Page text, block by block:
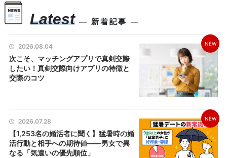
Latest ― 新着記事 ―
NEW
2026.08.04
次こそ、マッチングアプリで真剣交際
したい！真剣交際向けアプリの特徴と
交際のコツ
NEW
2026.07.28
【1,253名の婚活者に聞く】猛暑時の婚
活行動と相手への期待値――男女で異
なる「気遣いの優先順位」